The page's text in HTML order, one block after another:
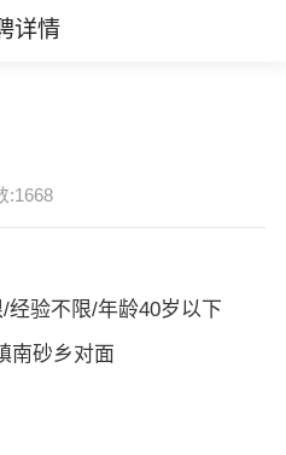
详情
:1668
验不限/年龄40岁以下
南砂乡对面